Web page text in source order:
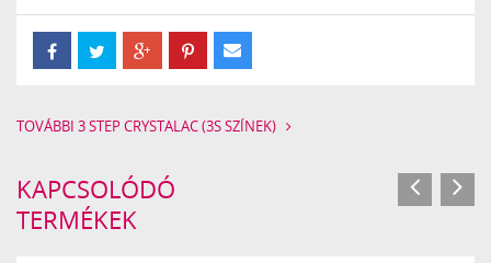
TOVÁBBI 3 STEP CRYSTALAC (3S SZÍNEK)
KAPCSOLÓDÓ
TERMÉKEK